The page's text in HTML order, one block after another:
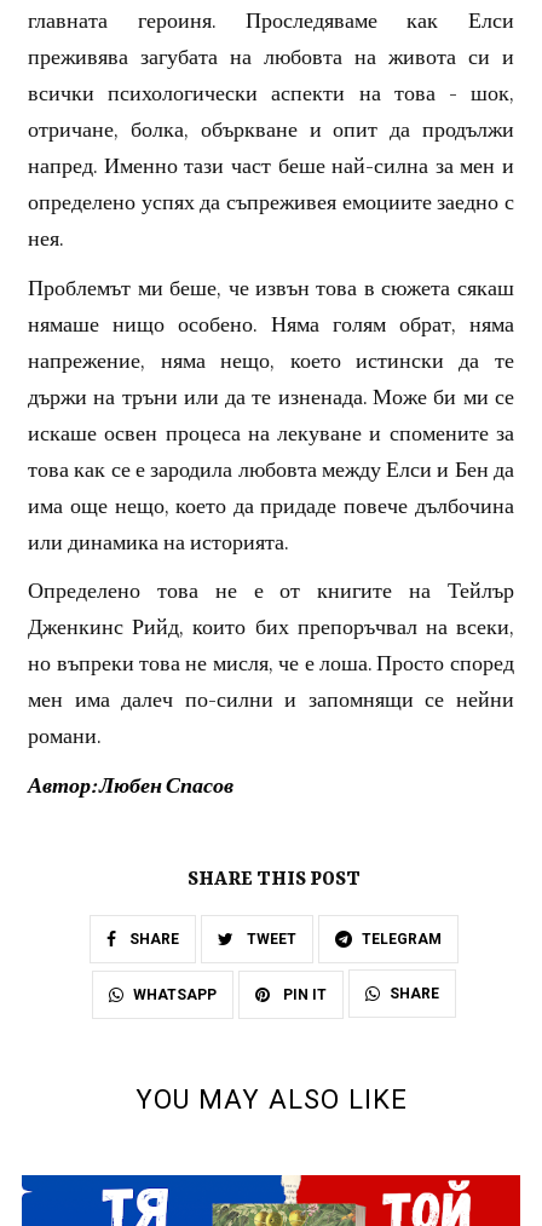
главната героиня. Проследяваме как Елси
преживява загубата на любовта на живота си и
всички психологически аспекти на това - шок,
отричане, болка, объркване и опит да продължи
напред. Именно тази част беше най-силна за мен и
определено успях да съпреживея емоциите заедно с
нея.
Проблемът ми беше, че извън това в сюжета сякаш
нямаше нищо особено. Няма голям обрат, няма
напрежение, няма нещо, което истински да те
държи на тръни или да те изненада. Може би ми се
искаше освен процеса на лекуване и спомените за
това как се е зародила любовта между Елси и Бен да
има още нещо, което да придаде повече дълбочина
или динамика на историята.
Определено това не е от книгите на Тейлър
Дженкинс Рийд, които бих препоръчвал на всеки,
но въпреки това не мисля, че е лоша. Просто според
мен има далеч по-силни и запомнящи се нейни
романи.
Автор: Любен Спасов
SHARE THIS POST
SHARE TWEET TELEGRAM
WHATSAPP PIN IT SHARE
YOU MAY ALSO LIKE